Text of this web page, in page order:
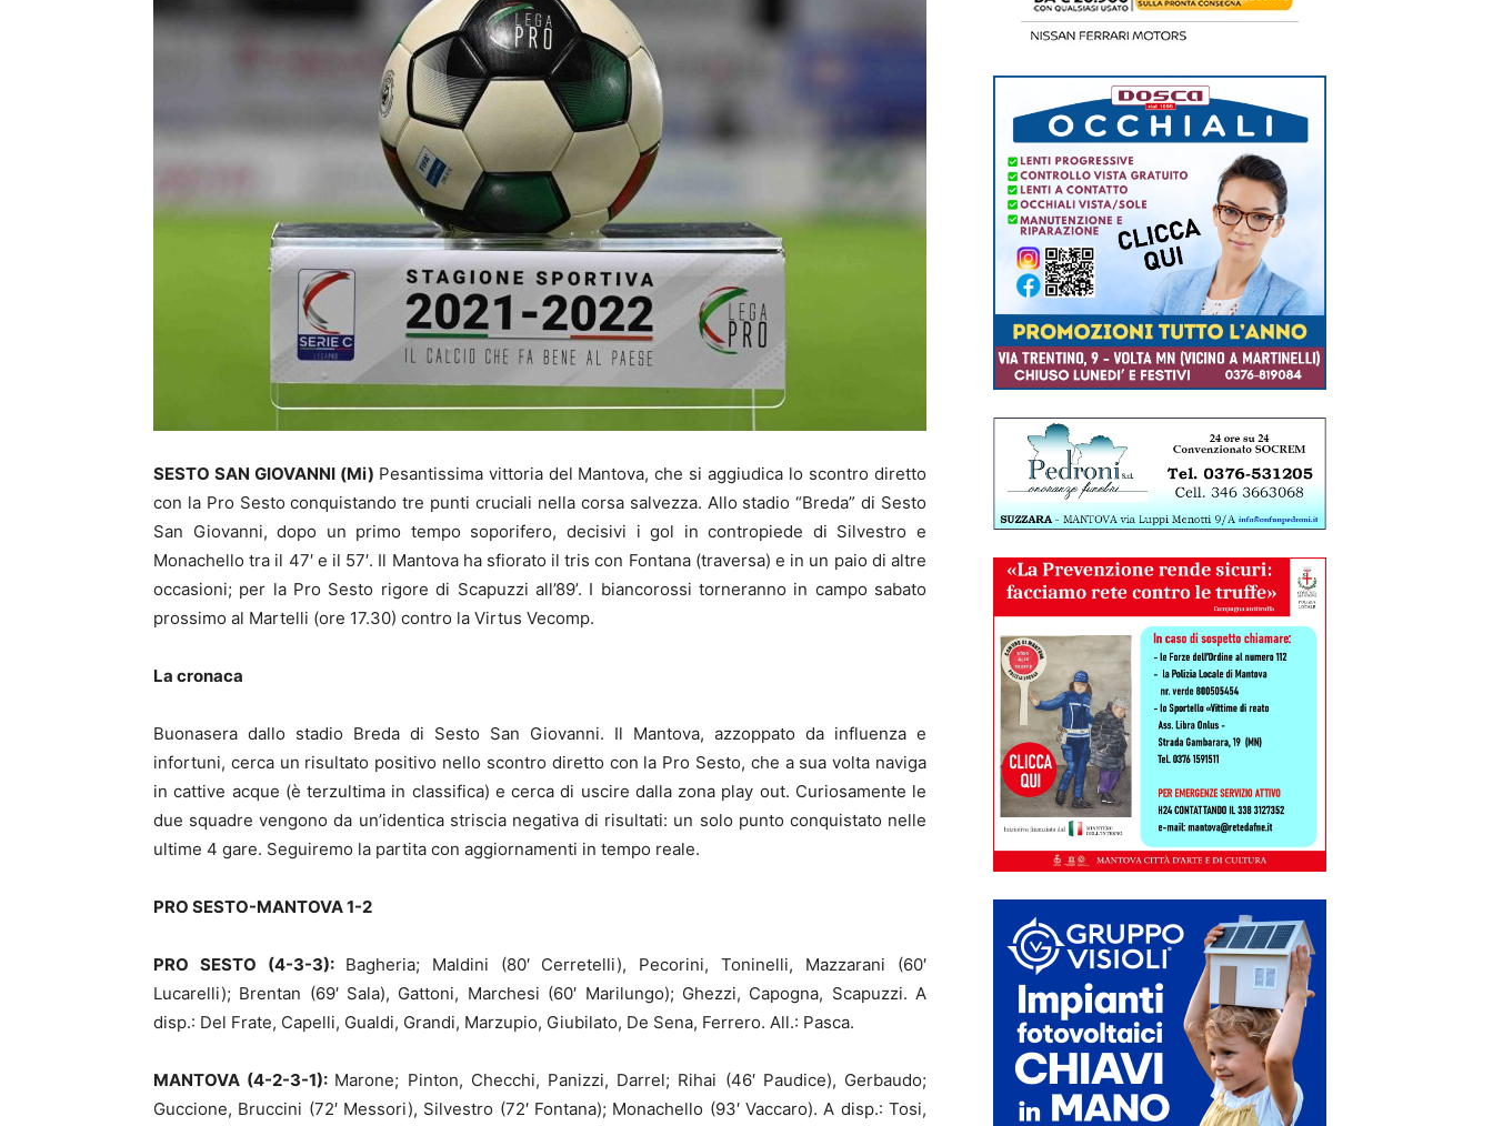
SESTO SAN GIOVANNI (Mi) Pesantissima vittoria del Mantova, che si aggiudica lo scontro diretto
con la Pro Sesto conquistando tre punti cruciali nella corsa salvezza. Allo stadio “Breda” di Sesto
San Giovanni, dopo un primo tempo soporifero, decisivi i gol in contropiede di Silvestro e
Monachello tra il 47′ e il 57′. Il Mantova ha sfiorato il tris con Fontana (traversa) e in un paio di altre
occasioni; per la Pro Sesto rigore di Scapuzzi all’89’. I biancorossi torneranno in campo sabato
prossimo al Martelli (ore 17.30) contro la Virtus Vecomp.
La cronaca
Buonasera dallo stadio Breda di Sesto San Giovanni. Il Mantova, azzoppato da influenza e
infortuni, cerca un risultato positivo nello scontro diretto con la Pro Sesto, che a sua volta naviga
in cattive acque (è terzultima in classifica) e cerca di uscire dalla zona play out. Curiosamente le
due squadre vengono da un’identica striscia negativa di risultati: un solo punto conquistato nelle
ultime 4 gare. Seguiremo la partita con aggiornamenti in tempo reale.
PRO SESTO-MANTOVA 1-2
PRO SESTO (4-3-3): Bagheria; Maldini (80′ Cerretelli), Pecorini, Toninelli, Mazzarani (60′
Lucarelli); Brentan (69′ Sala), Gattoni, Marchesi (60′ Marilungo); Ghezzi, Capogna, Scapuzzi. A
disp.: Del Frate, Capelli, Gualdi, Grandi, Marzupio, Giubilato, De Sena, Ferrero. All.: Pasca.
MANTOVA (4-2-3-1): Marone; Pinton, Checchi, Panizzi, Darrel; Rihai (46′ Paudice), Gerbaudo;
Guccione, Bruccini (72′ Messori), Silvestro (72′ Fontana); Monachello (93′ Vaccaro). A disp.: Tosi,